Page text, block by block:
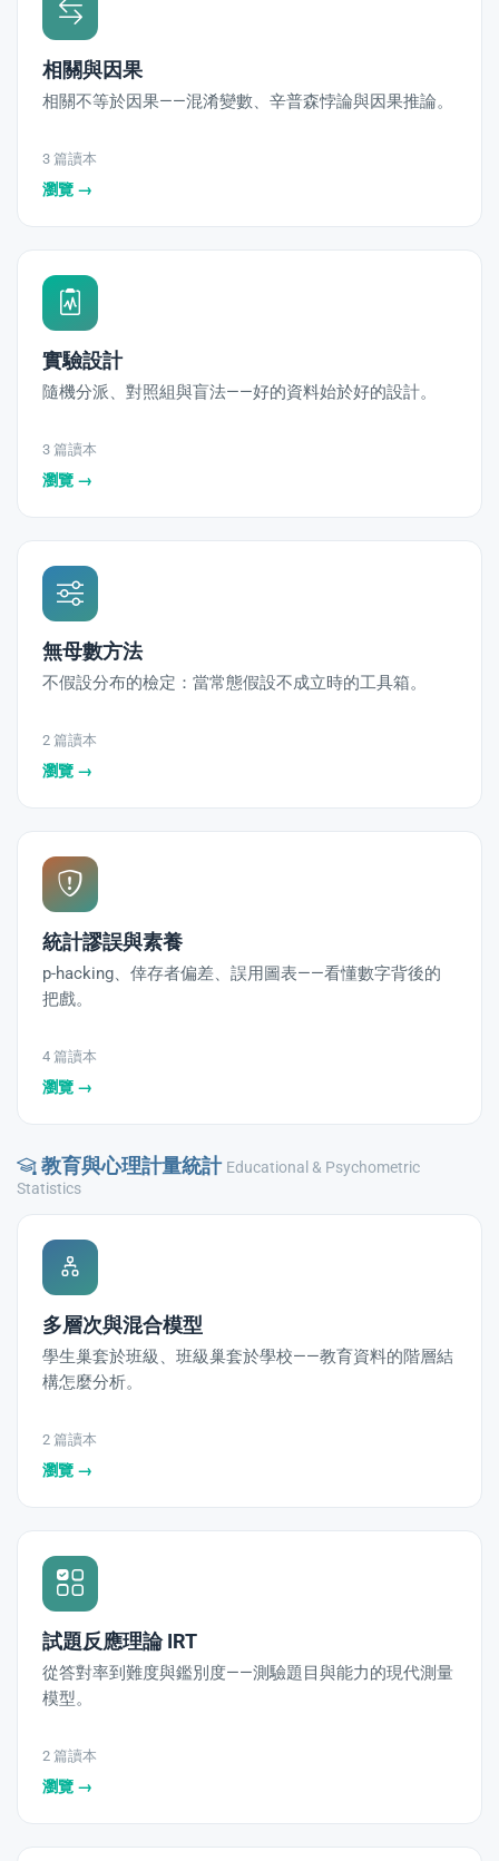
相關與因果
相關不等於因果——混淆變數、辛普森悖論與因果推論。
3 篇讀本
瀏覽 →
實驗設計
隨機分派、對照組與盲法——好的資料始於好的設計。
3 篇讀本
瀏覽 →
無母數方法
不假設分布的檢定：當常態假設不成立時的工具箱。
2 篇讀本
瀏覽 →
統計謬誤與素養
p-hacking、倖存者偏差、誤用圖表——看懂數字背後的
把戲。
4 篇讀本
瀏覽 →
教育與心理計量統計 Educational & Psychometric
Statistics
多層次與混合模型
學生巢套於班級、班級巢套於學校——教育資料的階層結
構怎麼分析。
2 篇讀本
瀏覽 →
試題反應理論 IRT
從答對率到難度與鑑別度——測驗題目與能力的現代測量
模型。
2 篇讀本
瀏覽 →